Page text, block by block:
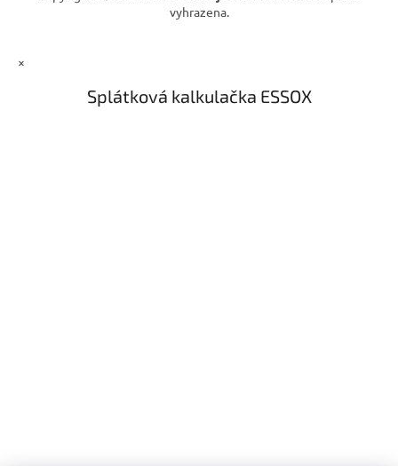
u
vyhrazena.
×
Splátková kalkulačka ESSOX